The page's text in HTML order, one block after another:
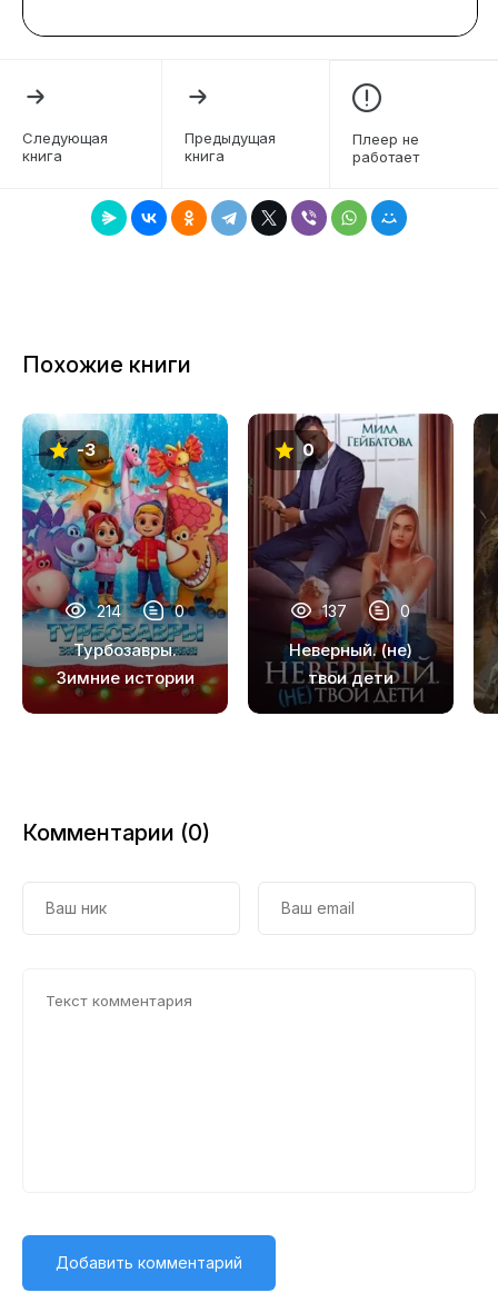
Следующая
книга
Предыдущая
книга
Плеер не
работает
Похожие книги
-3
214 0
Турбозавры.
Зимние истории
0
137 0
Неверный. (не)
твои дети
Комментарии (0)